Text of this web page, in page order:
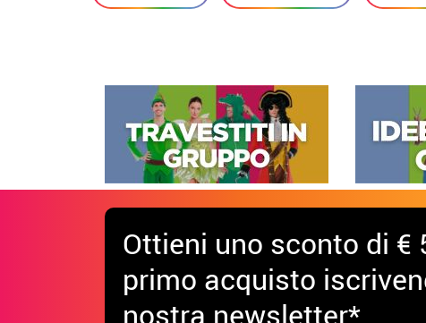
Ottieni uno sconto di €
primo acquisto
nostra newsletter*